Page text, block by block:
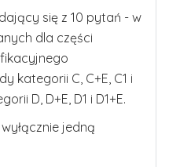
się z 10 pytań - w
dla części
kategorii C, C+E, C1 i
D, D+E, D1 i D1+E.
jedną